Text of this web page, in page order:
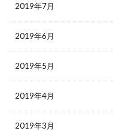
2019年7月
2019年6月
2019年5月
2019年4月
2019年3月